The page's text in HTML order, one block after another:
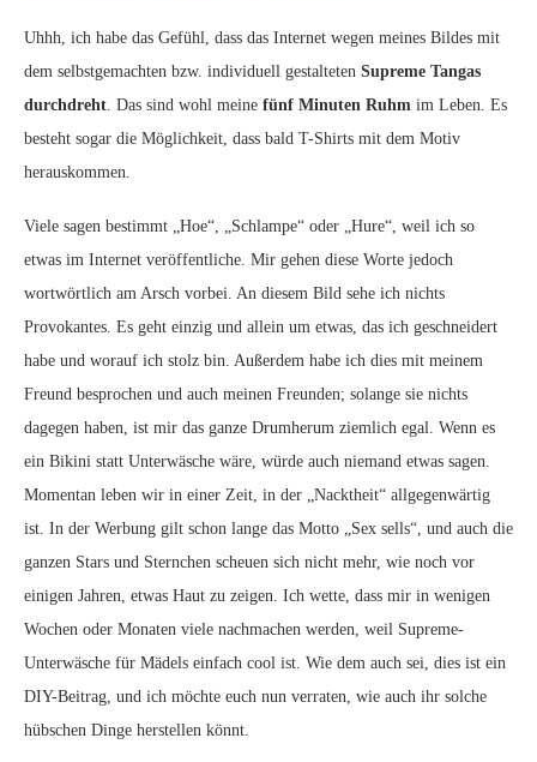
Uhhh, ich habe das Gefühl, dass das Internet wegen meines Bildes mit
dem selbstgemachten bzw. individuell gestalteten Supreme Tangas
durchdreht . Das sind wohl meine fünf Minuten Ruhm im Leben. Es
besteht sogar die Möglichkeit, dass bald T-Shirts mit dem Motiv
herauskommen.
Viele sagen bestimmt „Hoe“, „Schlampe“ oder „Hure“, weil ich so
etwas im Internet veröffentliche. Mir gehen diese Worte jedoch
wortwörtlich am Arsch vorbei. An diesem Bild sehe ich nichts
Provokantes. Es geht einzig und allein um etwas, das ich geschneidert
habe und worauf ich stolz bin. Außerdem habe ich dies mit meinem
Freund besprochen und auch meinen Freunden; solange sie nichts
dagegen haben, ist mir das ganze Drumherum ziemlich egal. Wenn es
ein Bikini statt Unterwäsche wäre, würde auch niemand etwas sagen.
Momentan leben wir in einer Zeit, in der „Nacktheit“ allgegenwärtig
ist. In der Werbung gilt schon lange das Motto „Sex sells“, und auch die
ganzen Stars und Sternchen scheuen sich nicht mehr, wie noch vor
einigen Jahren, etwas Haut zu zeigen. Ich wette, dass mir in wenigen
Wochen oder Monaten viele nachmachen werden, weil Supreme-
Unterwäsche für Mädels einfach cool ist. Wie dem auch sei, dies ist ein
DIY-Beitrag, und ich möchte euch nun verraten, wie auch ihr solche
hübschen Dinge herstellen könnt.